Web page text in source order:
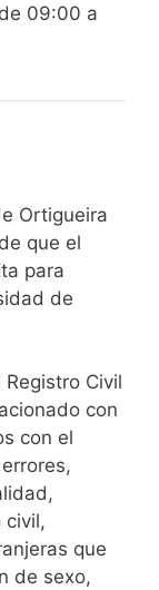
09:00 a
Ortigueira
que el
para
de
Civil
con
con el
civil,
que
de sexo,